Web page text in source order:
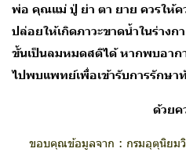
พ่อ คุณแม่ ปู่ ย่า ตา ยาย ควรให้ค
ปล่อยให้เกิดภาวะขาดน้ำในร่างก
ขั้นเป็นลมหมดสติได้ หากพบอา
ไปพบแพทย์เพื่อเข้ารับการรักษา
ด้วยค
ขอบคุณข้อมูลจาก : กรมอุตุนิยมวิ